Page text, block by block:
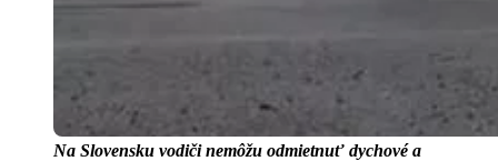
Na Slovensku vodiči nemôžu odmietnuť dychové a